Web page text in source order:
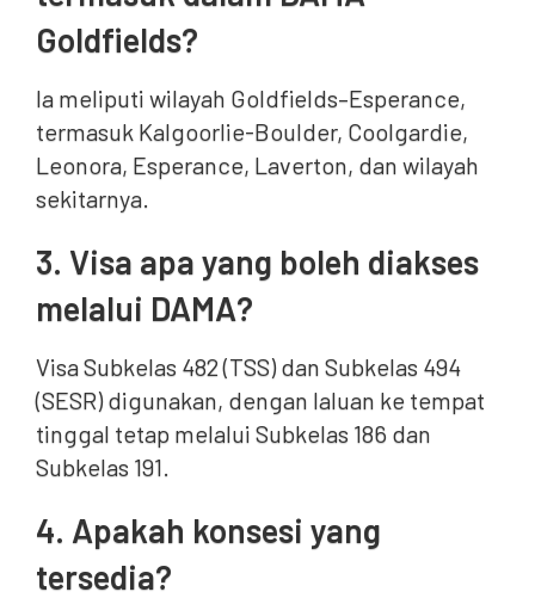
Goldfields?
Ia meliputi wilayah Goldfields–Esperance,
termasuk Kalgoorlie-Boulder, Coolgardie,
Leonora, Esperance, Laverton, dan wilayah
sekitarnya.
3. Visa apa yang boleh diakses
melalui DAMA?
Visa Subkelas 482 (TSS) dan Subkelas 494
(SESR) digunakan, dengan laluan ke tempat
tinggal tetap melalui Subkelas 186 dan
Subkelas 191.
4. Apakah konsesi yang
tersedia?